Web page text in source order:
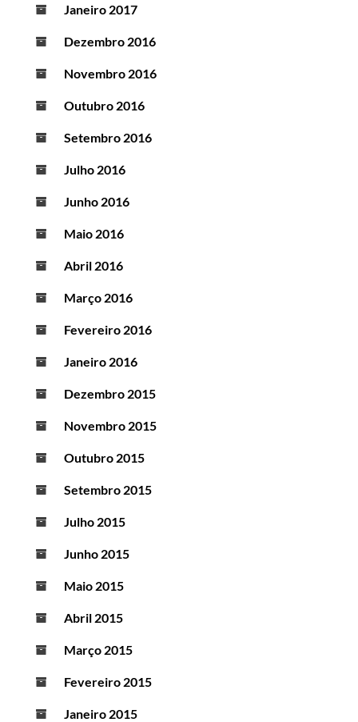
Janeiro 2017
Dezembro 2016
Novembro 2016
Outubro 2016
Setembro 2016
Julho 2016
Junho 2016
Maio 2016
Abril 2016
Março 2016
Fevereiro 2016
Janeiro 2016
Dezembro 2015
Novembro 2015
Outubro 2015
Setembro 2015
Julho 2015
Junho 2015
Maio 2015
Abril 2015
Março 2015
Fevereiro 2015
Janeiro 2015